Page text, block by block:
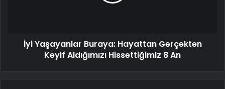
İyi Yaşayanlar Buraya: Hayattan Gerçekten
Keyif Aldığımızı Hissettiğimiz 8 An